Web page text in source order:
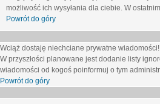
możliwość ich wysyłania dla ciebie. W
Powrót do góry
Wciąż dostaję niechciane prywatne wiadomości!
W przyszłości planowane jest dodanie listy
wiadomości od kogoś poinformuj o tym
Powrót do góry